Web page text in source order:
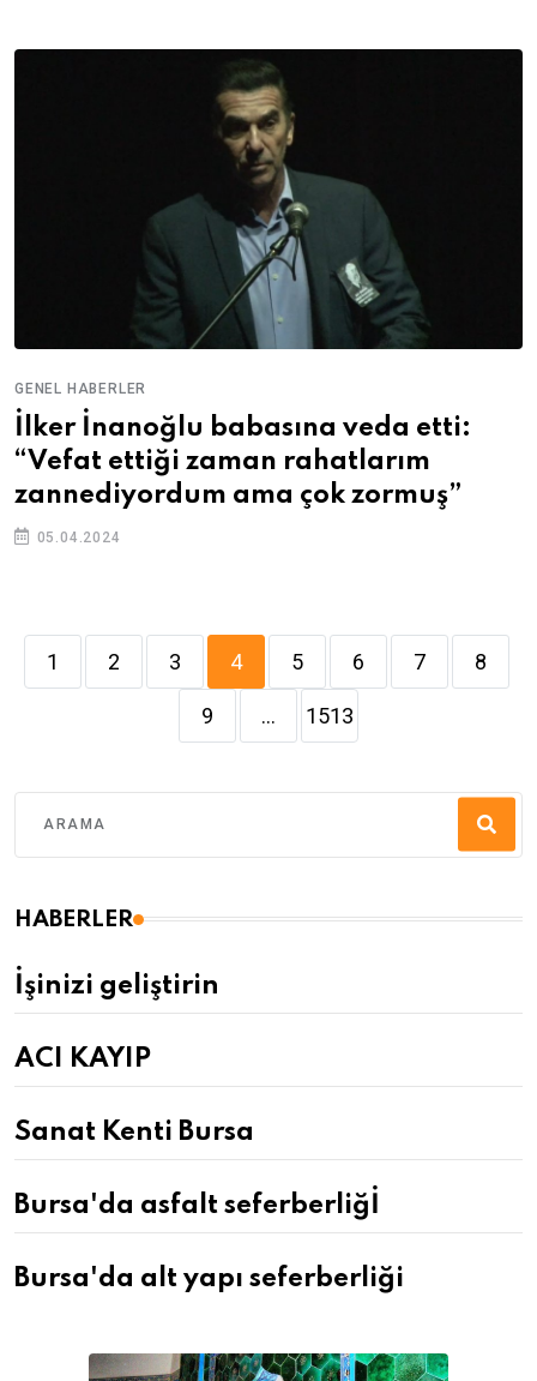
GENEL HABERLER
İlker İnanoğlu babasına veda etti:
“Vefat ettiği zaman rahatlarım
zannediyordum ama çok zormuş”
05.04.2024
1 2 3 4 5 6 7 8
9 ... 1513
HABERLER
İşinizi geliştirin
ACI KAYIP
Sanat Kenti Bursa
Bursa'da asfalt seferberliğİ
Bursa'da alt yapı seferberliği